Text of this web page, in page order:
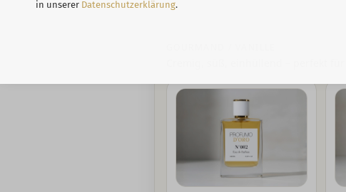
in unserer Datenschutzerklärung.